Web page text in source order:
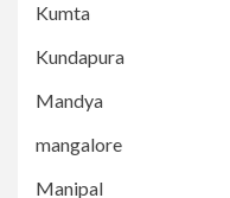
Kumta
Kundapura
Mandya
mangalore
Manipal